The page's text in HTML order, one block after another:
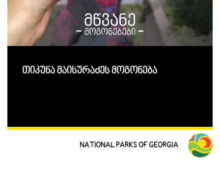
თიკუნა მაისურაძეს მოგონება
NATIONAL PARKS OF GEORGIA